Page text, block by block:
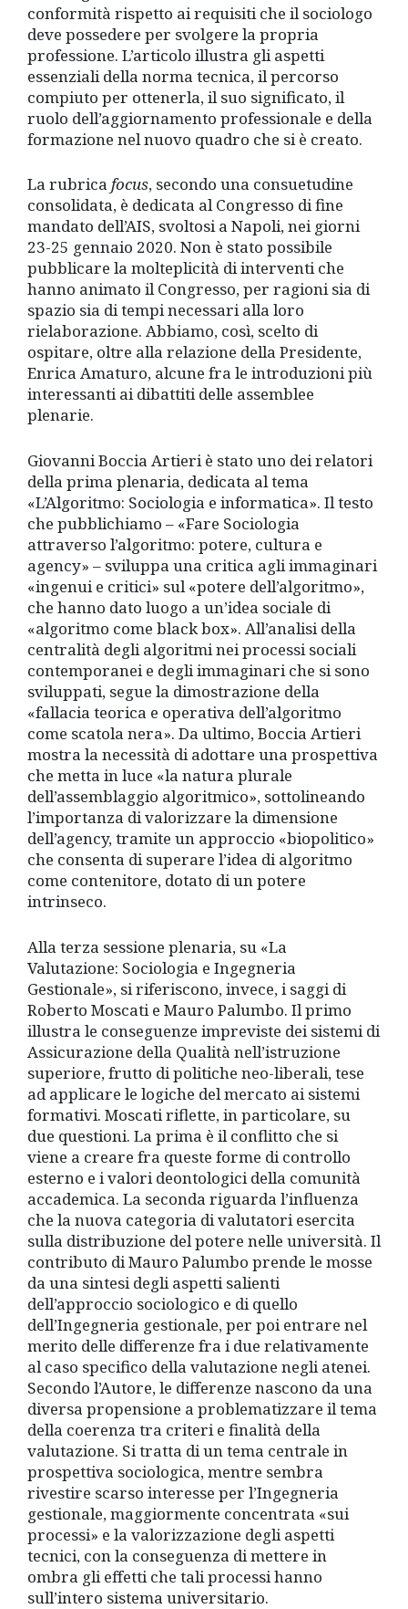
conformità rispetto ai requisiti che il sociologo
deve possedere per svolgere la propria
professione. L’articolo illustra gli aspetti
essenziali della norma tecnica, il percorso
compiuto per ottenerla, il suo significato, il
ruolo dell’aggiornamento professionale e della
formazione nel nuovo quadro che si è creato.
La rubrica focus, secondo una consuetudine
consolidata, è dedicata al Congresso di fine
mandato dell’AIS, svoltosi a Napoli, nei giorni
23-25 gennaio 2020. Non è stato possibile
pubblicare la molteplicità di interventi che
hanno animato il Congresso, per ragioni sia di
spazio sia di tempi necessari alla loro
rielaborazione. Abbiamo, così, scelto di
ospitare, oltre alla relazione della Presidente,
Enrica Amaturo, alcune fra le introduzioni più
interessanti ai dibattiti delle assemblee
plenarie.
Giovanni Boccia Artieri è stato uno dei relatori
della prima plenaria, dedicata al tema
«L’Algoritmo: Sociologia e informatica». Il testo
che pubblichiamo – «Fare Sociologia
attraverso l’algoritmo: potere, cultura e
agency» – sviluppa una critica agli immaginari
«ingenui e critici» sul «potere dell’algoritmo»,
che hanno dato luogo a un’idea sociale di
«algoritmo come black box». All’analisi della
centralità degli algoritmi nei processi sociali
contemporanei e degli immaginari che si sono
sviluppati, segue la dimostrazione della
«fallacia teorica e operativa dell’algoritmo
come scatola nera». Da ultimo, Boccia Artieri
mostra la necessità di adottare una prospettiva
che metta in luce «la natura plurale
dell’assemblaggio algoritmico», sottolineando
l’importanza di valorizzare la dimensione
dell’agency, tramite un approccio «biopolitico»
che consenta di superare l’idea di algoritmo
come contenitore, dotato di un potere
intrinseco.
Alla terza sessione plenaria, su «La
Valutazione: Sociologia e Ingegneria
Gestionale», si riferiscono, invece, i saggi di
Roberto Moscati e Mauro Palumbo. Il primo
illustra le conseguenze impreviste dei sistemi di
Assicurazione della Qualità nell’istruzione
superiore, frutto di politiche neo-liberali, tese
ad applicare le logiche del mercato ai sistemi
formativi. Moscati riflette, in particolare, su
due questioni. La prima è il conflitto che si
viene a creare fra queste forme di controllo
esterno e i valori deontologici della comunità
accademica. La seconda riguarda l’influenza
che la nuova categoria di valutatori esercita
sulla distribuzione del potere nelle università. Il
contributo di Mauro Palumbo prende le mosse
da una sintesi degli aspetti salienti
dell’approccio sociologico e di quello
dell’Ingegneria gestionale, per poi entrare nel
merito delle differenze fra i due relativamente
al caso specifico della valutazione negli atenei.
Secondo l’Autore, le differenze nascono da una
diversa propensione a problematizzare il tema
della coerenza tra criteri e finalità della
valutazione. Si tratta di un tema centrale in
prospettiva sociologica, mentre sembra
rivestire scarso interesse per l’Ingegneria
gestionale, maggiormente concentrata «sui
processi» e la valorizzazione degli aspetti
tecnici, con la conseguenza di mettere in
ombra gli effetti che tali processi hanno
sull’intero sistema universitario.